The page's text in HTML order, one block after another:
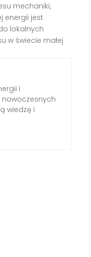
mechaniki,
energii jest
lokalnych
w świecie małej
i
nowoczesnych
wiedzę i